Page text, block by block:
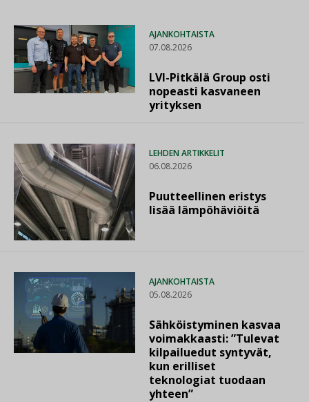
AJANKOHTAISTA
07.08.2026
LVI-Pitkälä Group osti
nopeasti kasvaneen
yrityksen
LEHDEN ARTIKKELIT
06.08.2026
Puutteellinen eristys
lisää lämpöhäviöitä
AJANKOHTAISTA
05.08.2026
Sähköistyminen kasvaa
voimakkaasti: ”Tulevat
kilpailuedut syntyvät,
kun erilliset
teknologiat tuodaan
yhteen”